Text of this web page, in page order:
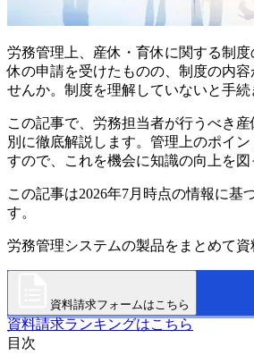
労務管理上、産休・育休に関する制
休の申請を受けたものの、制度の内容
せんか。制度を理解していないと手続
この記事で、労務担当者が行うべき
別に徹底解説します。管理上のポイ
すので、これを機会に知識の向上を図
この記事は2026年7月時点の情報に基
す。
労務管理システムの製品をまとめて資
資料請求フォームはこちら
資料請求ランキングはこちら
目次